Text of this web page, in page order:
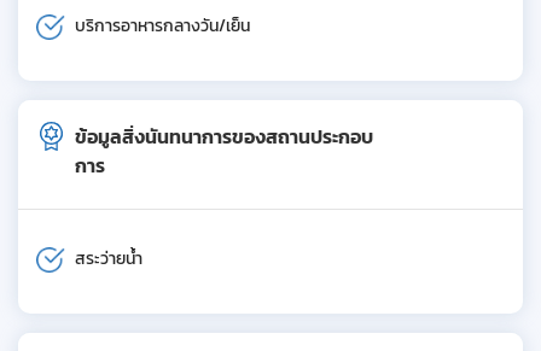
บริการอาหารกลางวัน/เย็น
ข้อมูลสิ่งนันทนาการของสถานประกอบ
การ
สระว่ายน้ำ